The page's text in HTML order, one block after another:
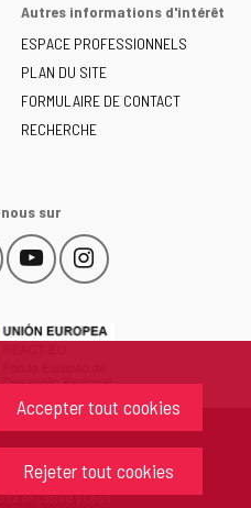
Accepter tout cookies
Rejeter tout cookies
Autres informations d'intérêt
ESPACE PROFESSIONNELS
PLAN DU SITE
FORMULAIRE DE CONTACT
RECHERCHE
sur
YouTube
Este
enlace
abrirá
ventana
nueva.
Instagram
Este
enlace
abrirá
ventana
nueva.
de Castilla y León